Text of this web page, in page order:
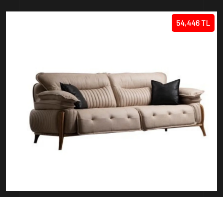
54,446 TL